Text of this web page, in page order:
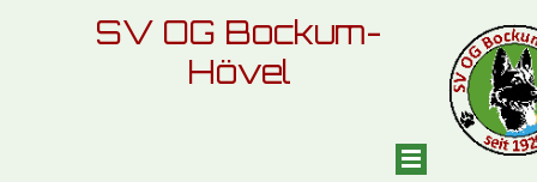
SV OG Bockum-
Hövel